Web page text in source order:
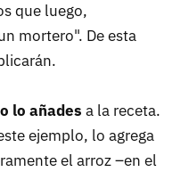
que luego,
mortero". De esta
lo añades a la receta.
ejemplo, lo agrega
el arroz –en el